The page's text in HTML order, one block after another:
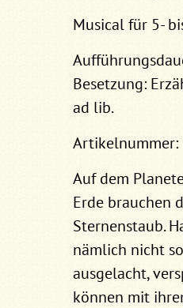
Musical für 5-
Besetzung:
ad lib.
Artikelnummer:
Auf dem
Erde brauchen
Sternenstaub.
nämlich nicht
ausgelacht,
können mit